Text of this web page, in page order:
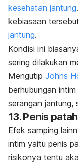
kesehatan jantung
kebiasaan
jantung.
Kondisi ini
sering dilakukan
Mengutip Johns
berhubungan
serangan jantung,
13. Penis patah
Efek samping
intim yaitu penis
risikonya tentu